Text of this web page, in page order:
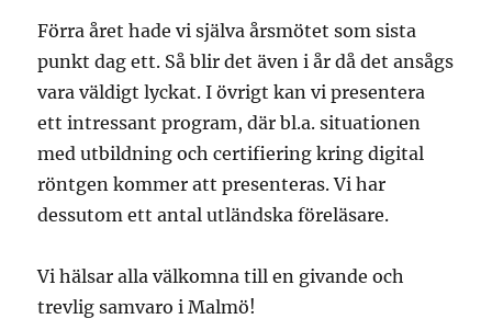
Förra året hade vi själva årsmötet som sista
punkt dag ett. Så blir det även i år då det ansågs
vara väldigt lyckat. I övrigt kan vi presentera
ett intressant program, där bl.a. situationen
med utbildning och certifiering kring digital
röntgen kommer att presenteras. Vi har
dessutom ett antal utländska föreläsare.
Vi hälsar alla välkomna till en givande och
trevlig samvaro i Malmö!